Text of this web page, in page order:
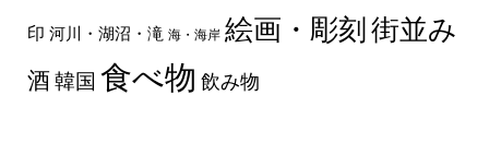
印 河川・湖沼・滝 海・海岸 絵画・彫刻 街並み
酒韓国 食べ物 飲み物